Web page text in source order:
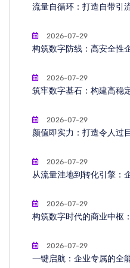
流量自循环：打造自带引
2026-07-29
构筑数字防线：高安全性
2026-07-29
筑牢数字基石：构建高稳
2026-07-29
颜值即实力：打造令人过
2026-07-29
从流量洼地到转化引擎：
2026-07-29
构筑数字时代的商业中枢
2026-07-29
一键启航：企业专属的全